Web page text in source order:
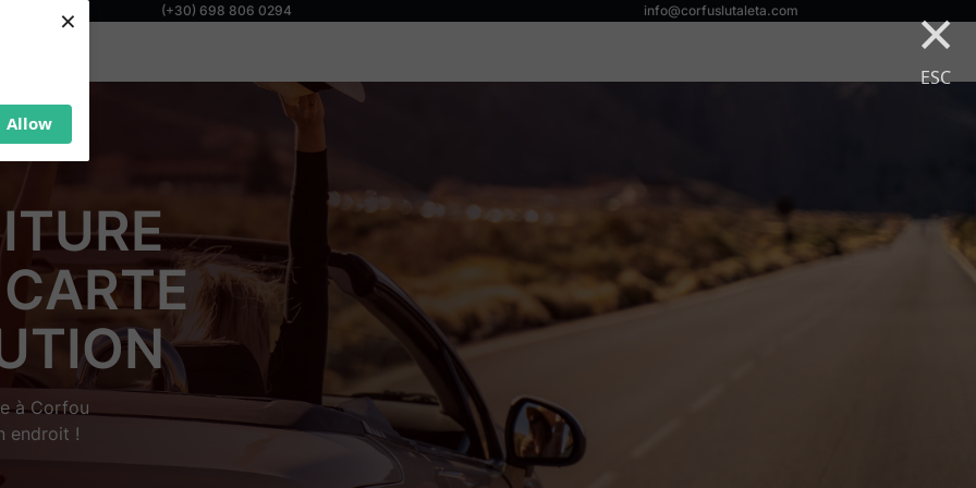
Allow
× ×
ESC
(+30) 698 806 0294 info@corfuslutaleta.com
à Corfou
endroit !